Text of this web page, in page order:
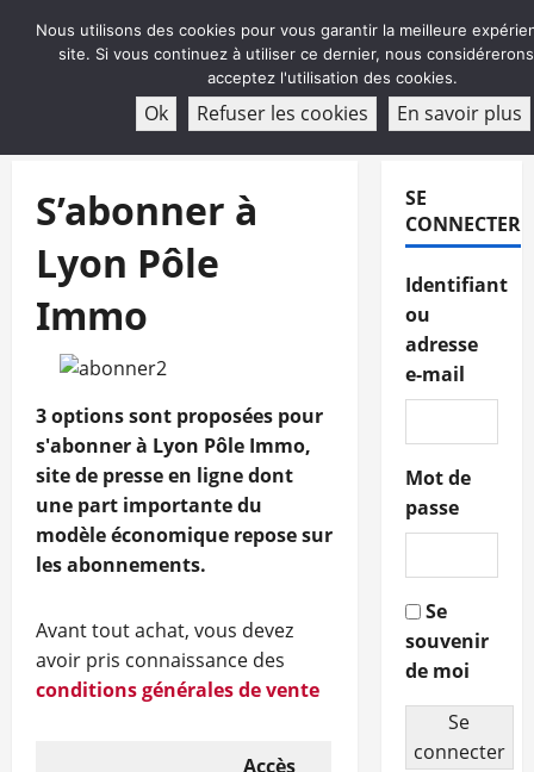
ABONNEMENT
S’abonner à
Lyon Pôle
Immo
3 options sont proposées pour
s'abonner à Lyon Pôle Immo,
site de presse en ligne dont
une part importante du
modèle économique repose sur
les abonnements.
Avant tout achat, vous devez
avoir pris connaissance des
conditions générales de vente
Accès
SE
CONNECTER
Identifiant
ou
adresse
e-mail
Mot de
passe
Se
souvenir
de moi
Se
connecter
Nous utilisons des cookies pour vous garantir la meilleure
site. Si vous continuez à utiliser ce dernier, nous
acceptez l'utilisation des cookies.
Ok Refuser les cookies En savoir plus